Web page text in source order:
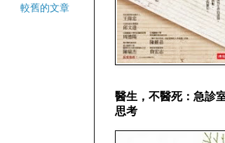
較舊的文章
醫生，不醫死：急診
思考